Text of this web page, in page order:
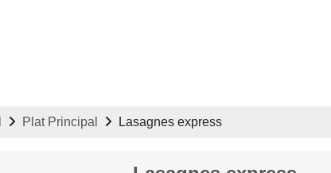
Plat Principal Lasagnes express